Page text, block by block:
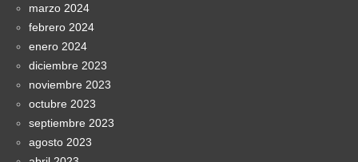
marzo 2024
febrero 2024
enero 2024
diciembre 2023
noviembre 2023
octubre 2023
septiembre 2023
agosto 2023